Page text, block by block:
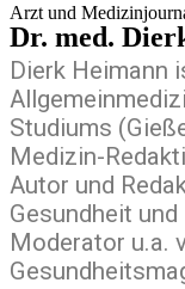
Arzt und
Dr. med.
Dierk Heimann
Studiums
Medizin-
Autor und
Gesundheit
Moderator u.a.